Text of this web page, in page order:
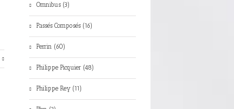
Omnibus (3)
Passés Composés (16)
Perrin (60)
Philippe Picquier (48)
Philippe Rey (11)